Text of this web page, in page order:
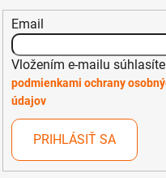
Email
Vložením e-mailu
podmienkami ochrany
údajov
PRIHLÁSIŤ SA